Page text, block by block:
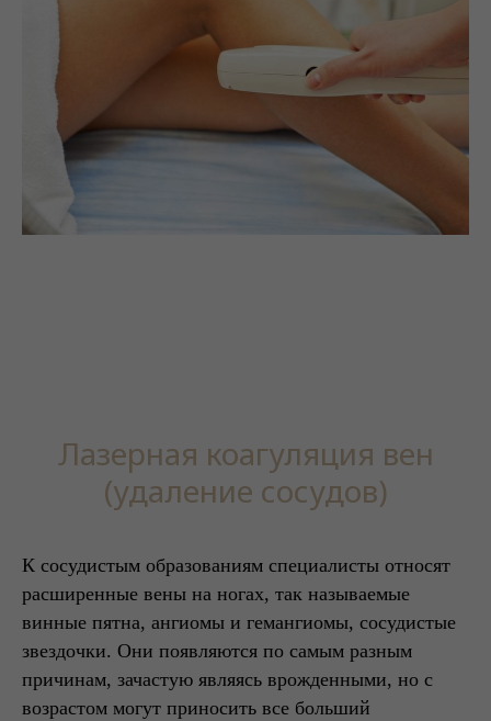
Лазерная коагуляция вен
(удаление сосудов)
К сосудистым образованиям специалисты относят
расширенные вены на ногах, так называемые
винные пятна, ангиомы и гемангиомы, сосудистые
звездочки. Они появляются по самым разным
причинам, зачастую являясь врожденными, но с
возрастом могут приносить все больший